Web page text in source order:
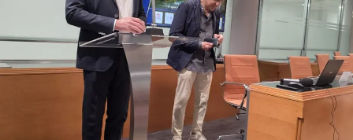
CULTURA